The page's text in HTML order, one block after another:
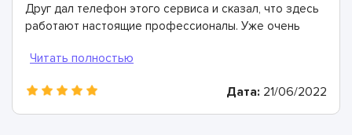
Друг дал телефон этого сервиса и сказал, что здесь
работают настоящие профессионалы. Уже очень
диагностику и рассказали, что необходимо заменить
смазкой. Все было выполнено всего за пару часов,
всем рекомендую ASC сервис!
Дата: 21/06/2022